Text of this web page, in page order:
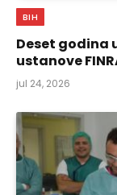
BIH
Deset godina
ustanove
jul 24, 2026